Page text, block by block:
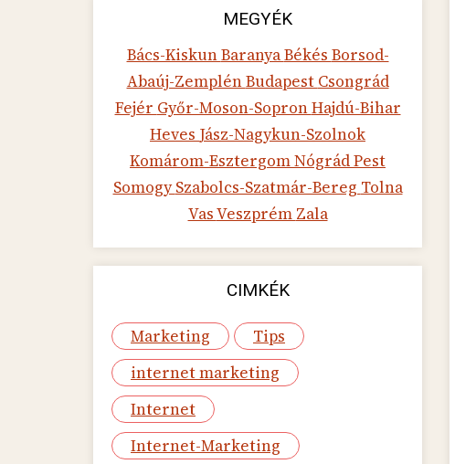
MEGYÉK
Bács-KiskunBaranyaBékés Borsod-
Abaúj-ZemplénBudapest Csongrád
Fejér Győr-Moson-SopronHajdú-Bihar
Heves Jász-Nagykun-Szolnok
Komárom-EsztergomNógrádPest
SomogySzabolcs-Szatmár-Bereg Tolna
VasVeszprém Zala
CIMKÉK
Marketing
Tips
internet marketing
Internet
Internet-Marketing